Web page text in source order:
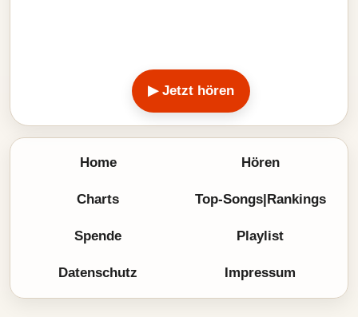
▶ Jetzt hören
Home Hören
Charts Top-Songs|Rankings
Spende Playlist
Datenschutz Impressum